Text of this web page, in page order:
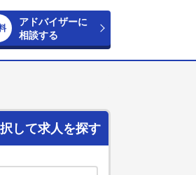
アドバイザーに
相談する
して求人を探す